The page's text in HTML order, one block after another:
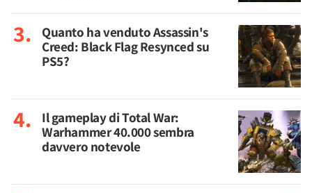
Quanto ha venduto Assassin's
Creed: Black Flag Resynced su
PS5?
Il gameplay di Total War:
Warhammer 40.000 sembra
davvero notevole